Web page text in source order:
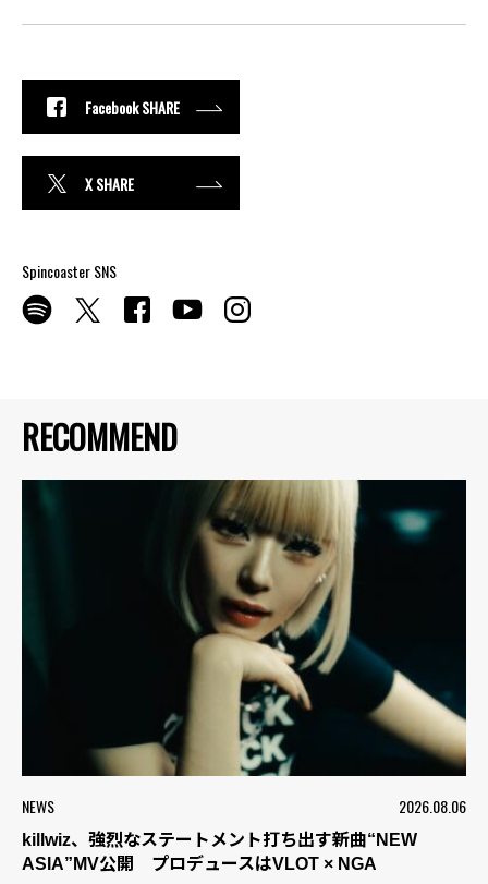
RECOMMEND
NEWS 2026.08.06
killwiz、強烈なステートメント打ち出す新曲“NEW
ASIA”MV公開 プロデュースはVLOT × NGA
Facebook SHARE
X SHARE
Spincoaster SNS